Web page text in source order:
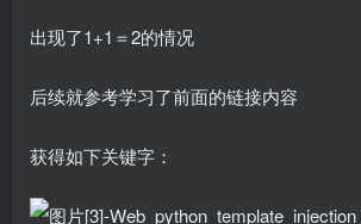
出现了1+1＝2的情况
后续就参考学习了前面的链接内容
获得如下关键字：